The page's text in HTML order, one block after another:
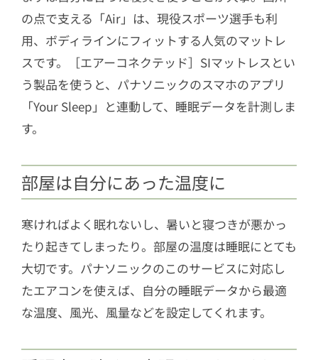
の点で支える「Air」は、現役スポーツ選手も利
用、ボディラインにフィットする人気のマットレ
スです。［エアーコネクテッド］SIマットレスとい
う製品を使うと、パナソニックのスマホのアプリ
「Your Sleep」と連動して、睡眠データを計測しま
す。
部屋は自分にあった温度に
寒ければよく眠れないし、暑いと寝つきが悪かっ
たり起きてしまったり。部屋の温度は睡眠にとても
大切です。パナソニックのこのサービスに対応し
たエアコンを使えば、自分の睡眠データから最適
な温度、風光、風量などを設定してくれます。